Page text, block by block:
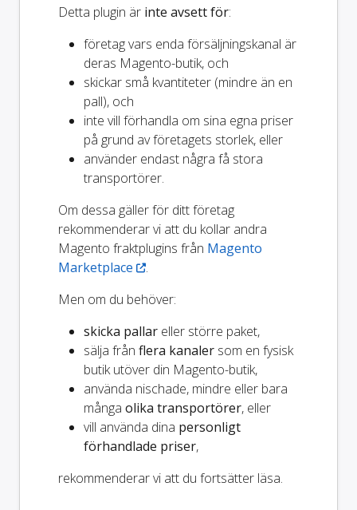
Detta plugin är inte avsett för:
företag vars enda försäljningskanal är
deras Magento-butik, och
skickar små kvantiteter (mindre än en
pall), och
inte vill förhandla om sina egna priser
på grund av företagets storlek, eller
använder endast några få stora
transportörer.
Om dessa gäller för ditt företag
rekommenderar vi att du kollar andra
Magento fraktplugins från Magento
Marketplace
.
Men om du behöver:
skicka pallar eller större paket,
sälja från flera kanaler som en fysisk
butik utöver din Magento-butik,
använda nischade, mindre eller bara
många olika transportörer, eller
vill använda dina personligt
förhandlade priser,
rekommenderar vi att du fortsätter läsa.